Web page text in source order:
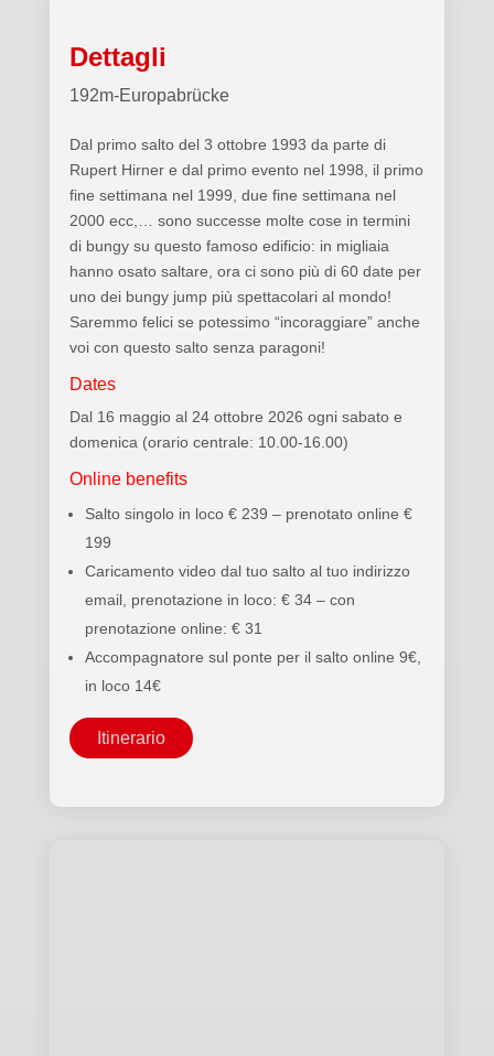
Dettagli
192m-Europabrücke
Dal primo salto del 3 ottobre 1993 da parte di
Rupert Hirner e dal primo evento nel 1998, il primo
fine settimana nel 1999, due fine settimana nel
2000 ecc,… sono successe molte cose in termini
di bungy su questo famoso edificio: in migliaia
hanno osato saltare, ora ci sono più di 60 date per
uno dei bungy jump più spettacolari al mondo!
Saremmo felici se potessimo “incoraggiare” anche
voi con questo salto senza paragoni!
Dates
Dal 16 maggio al 24 ottobre 2026 ogni sabato e
domenica (orario centrale: 10.00-16.00)
Online benefits
Salto singolo in loco € 239 – prenotato online €
199
Caricamento video dal tuo salto al tuo indirizzo
email, prenotazione in loco: € 34 – con
prenotazione online: € 31
Accompagnatore sul ponte per il salto online 9€,
in loco 14€
Itinerario